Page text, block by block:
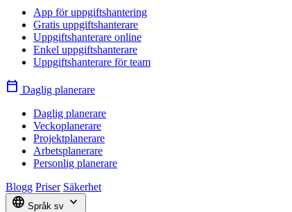
App för uppgiftshantering
Gratis uppgiftshanterare
Uppgiftshanterare online
Enkel uppgiftshanterare
Uppgiftshanterare för team
calendar_today Daglig planerare
Daglig planerare
Veckoplanerare
Projektplanerare
Arbetsplanerare
Personlig planerare
Blogg Priser Säkerhet
language Språk sv expand_more